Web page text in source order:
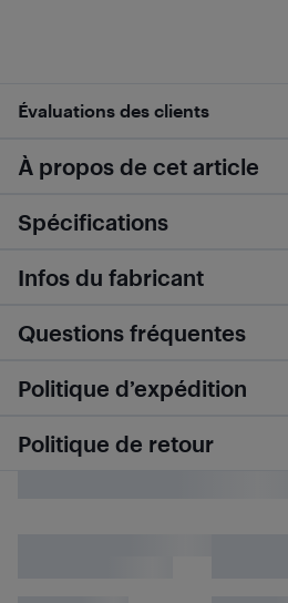
Évaluations des clients
À propos de cet article
Spécifications
Infos du fabricant
Questions fréquentes
Politique d’expédition
Politique de retour